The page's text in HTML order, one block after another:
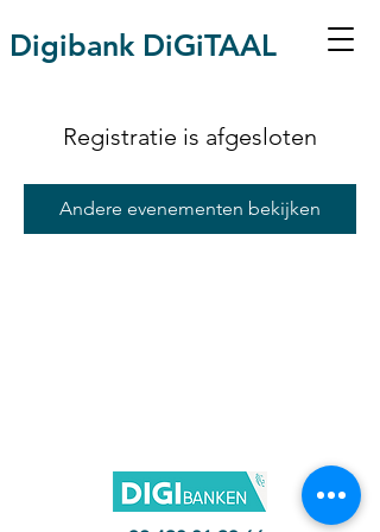
Digibank DiGiTAAL
Registratie is afgesloten
Andere evenementen bekijken